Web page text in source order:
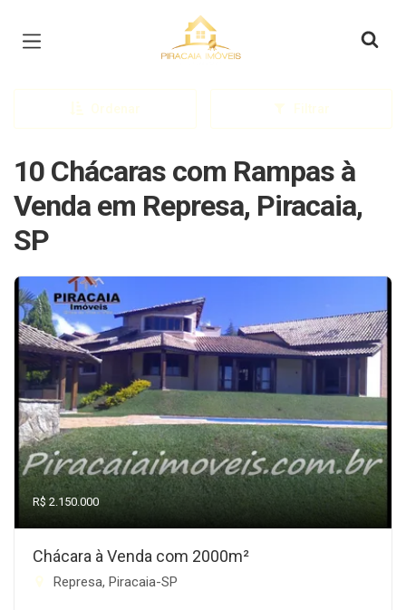
Página inicial
Ordenar Filtrar
10 Chácaras com Rampas à
Venda em Represa, Piracaia,
SP
R$ 2.150.000
Chácara à Venda com 2000m²
Represa, Piracaia-SP